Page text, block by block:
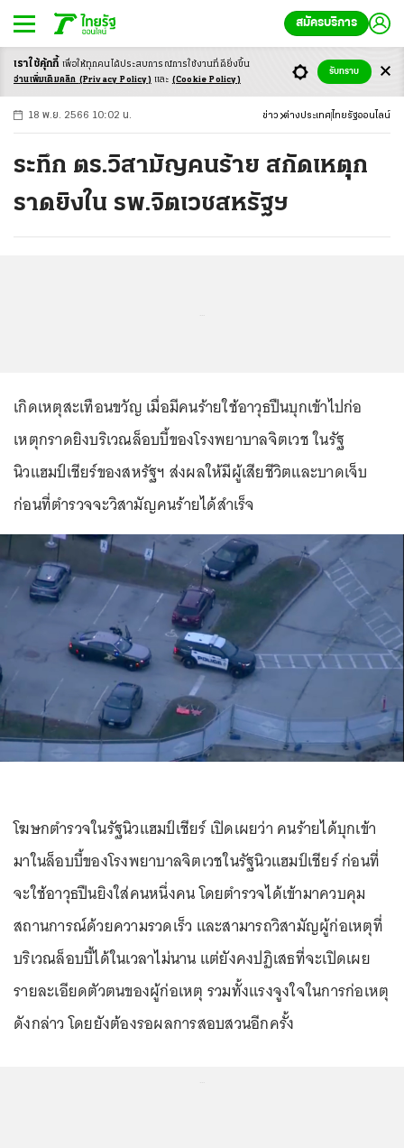
สมัครบริการ
-ก ก ก+
18 พ.ย. 2566 10:02 น. ข่าว ต่างประเทศ ไทยรัฐออนไลน์
ระทึก ตร.วิสามัญคนร้าย สกัดเหตุก
ราดยิงใน รพ.จิตเวชสหรัฐฯ
เกิดเหตุสะเทือนขวัญ เมื่อมีคนร้ายใช้อาวุธปืนบุกเข้าไปก่อ
เหตุกราดยิงบริเวณล็อบบี้ของโรงพยาบาลจิตเวช ในรัฐ
นิวแฮมป์เชียร์ของสหรัฐฯ ส่งผลให้มีผู้เสียชีวิตและบาดเจ็บ
ก่อนที่ตำรวจจะวิสามัญคนร้ายได้สำเร็จ
โฆษกตำรวจในรัฐนิวแฮมป์เชียร์ เปิดเผยว่า คนร้ายได้บุกเข้า
มาในล็อบบี้ของโรงพยาบาลจิตเวชในรัฐนิวแฮมป์เชียร์ ก่อนที่
จะใช้อาวุธปืนยิงใส่คนหนึ่งคน โดยตำรวจได้เข้ามาควบคุม
สถานการณ์ด้วยความรวดเร็ว และสามารถวิสามัญผู้ก่อเหตุที่
บริเวณล็อบบี้ได้ในเวลาไม่นาน แต่ยังคงปฏิเสธที่จะเปิดเผย
รายละเอียดตัวตนของผู้ก่อเหตุ รวมทั้งแรงจูงใจในการก่อเหตุ
ดังกล่าว โดยยังต้องรอผลการสอบสวนอีกครั้ง
เราใช้คุ้กกี้ เพื่อให้ทุกคนได้ประสบการณ์การใช้งานที่ดียิ่งขึ้น
อ่านเพิ่มเติมคลิก (Privacy Policy) และ (Cookie Policy)
รับทราบ